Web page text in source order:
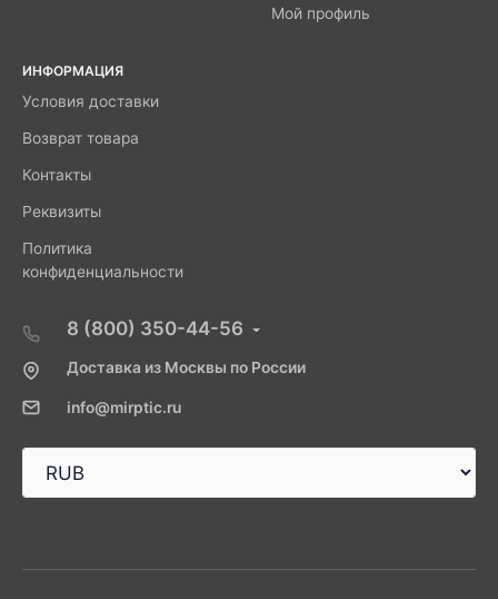
Мой профиль
ИНФОРМАЦИЯ
Условия доставки
Возврат товара
Контакты
Реквизиты
Политика
конфиденциальности
8 (800) 350-44-56
Доставка из Москвы по России
info@mirptic.ru